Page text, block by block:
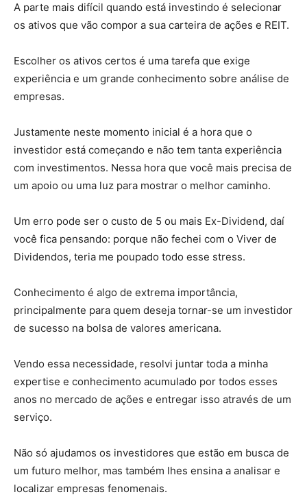
A parte mais difícil quando está investindo é selecionar
os ativos que vão compor a sua carteira de ações e REIT.
Escolher os ativos certos é uma tarefa que exige
experiência e um grande conhecimento sobre análise de
empresas.
Justamente neste momento inicial é a hora que o
investidor está começando e não tem tanta experiência
com investimentos. Nessa hora que você mais precisa de
um apoio ou uma luz para mostrar o melhor caminho.
Um erro pode ser o custo de 5 ou mais Ex-Dividend, daí
você fica pensando: porque não fechei com o Viver de
Dividendos, teria me poupado todo esse stress.
Conhecimento é algo de extrema importância,
principalmente para quem deseja tornar-se um investidor
de sucesso na bolsa de valores americana.
Vendo essa necessidade, resolvi juntar toda a minha
expertise e conhecimento acumulado por todos esses
anos no mercado de ações e entregar isso através de um
serviço.
Não só ajudamos os investidores que estão em busca de
um futuro melhor, mas também lhes ensina a analisar e
localizar empresas fenomenais.